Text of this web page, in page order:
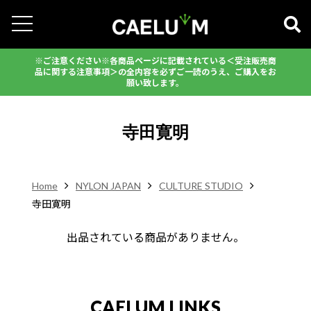
※ご注意ください※各商品ページに記載されている＜受注販売商
品に関する注意事項＞の全内容を必ずご一読のうえ、ご購入をお
願い致します。
寺田寛明
Home NYLON JAPAN
CULTURE STUDIO
寺田寛明
出品されている商品がありません。
CAELUM LINKS